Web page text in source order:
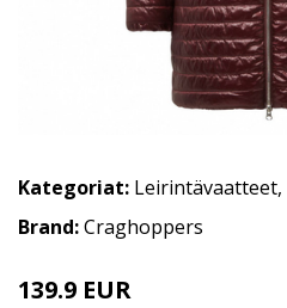
Kategoriat: Leirintävaatteet,
Brand:Craghoppers
139.9 EUR